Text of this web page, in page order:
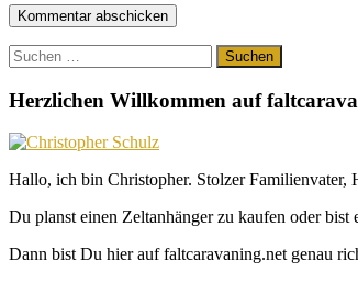
Suchen
nach:
Herzlichen Willkommen auf
Hallo, ich bin Christopher. Stolzer Familienvater,
Du planst einen Zeltanhänger zu kaufen oder bist
Dann bist Du hier auf faltcaravaning.net genau